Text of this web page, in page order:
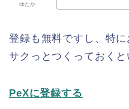
ゆたか
登録も無料ですし、特
サクっとつくっておくと
PeXに登録する